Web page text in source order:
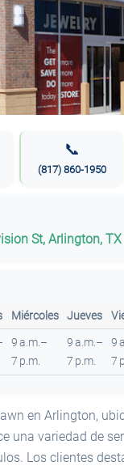
📞
(817) 860-1950
St, Arlington,
Miércoles Jueves
9 a.m.–
7 p.m.
9 a.m.–
7 p.m.
9
7
en Arlington,
una variedad de
Los clientes